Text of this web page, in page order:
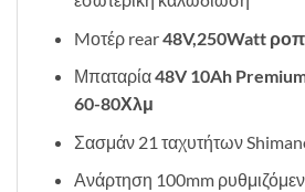
Mοτέρ rear48V,250Watt
Μπαταρία48V 10Ah
60-80Χλμ
Σασμάν 21 ταχυτήτων
Ανάρτηση 100mm